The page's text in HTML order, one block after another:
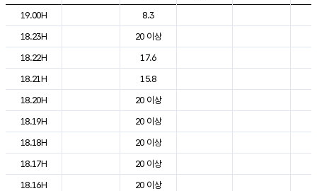
도시별 기상실황표로 지점, 날씨, 기온, 강수, 바람, 기압등을 안내한 표입
19.00H
8.3
18.23H
20 이상
18.22H
17.6
18.21H
15.8
18.20H
20 이상
18.19H
20 이상
18.18H
20 이상
18.17H
20 이상
18.16H
20 이상